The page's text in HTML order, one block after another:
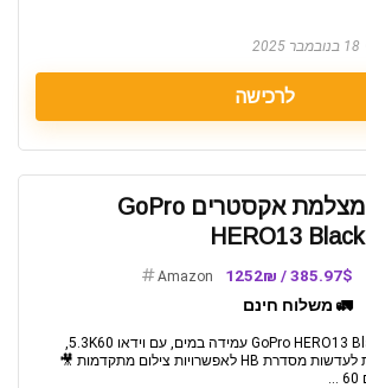
18 בנובמבר 2025
לרכישה
מצלמת אקסטרים GoPro
HERO13 Black
385.97$ / 1252₪
Amazon
🚛 משלוח חינם
מצלמת אקסטרים GoPro HERO13 Black עמידה במים, עם וידאו 5.3K60,
תמונה 27MP, ותאימות לעדשות מסדרת HB לאפשרויות צילום מתקדמות 🎥